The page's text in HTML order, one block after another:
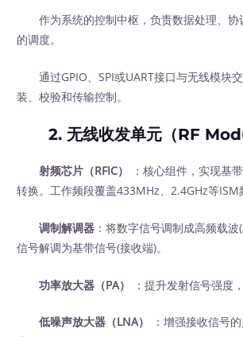
作为系统的控制中枢，负责数据处理、协
的调度。
通过GPIO、SPI或UART接口与无线模块
装、校验和传输控制。
2. 无线收发单元（RF
射频芯片（RFIC）
：核心组件，实现基
转换。工作频段覆盖433MHz、2.4GHz等ISM
调制解调器 ：将数字信号调制成高频载
信号解调为基带信号(接收端)。
功率放大器（PA） ：提升发射信号强度
低噪声放大器（LNA）
：增强接收信号